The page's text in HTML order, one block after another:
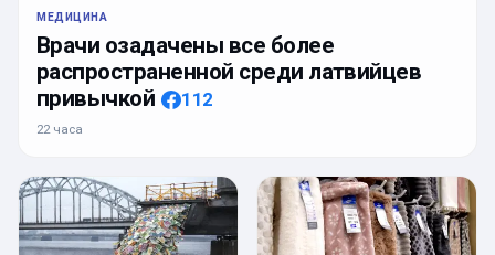
МЕДИЦИНА
Врачи озадачены все более
распространенной среди латвийцев
привычкой
112
22 часа